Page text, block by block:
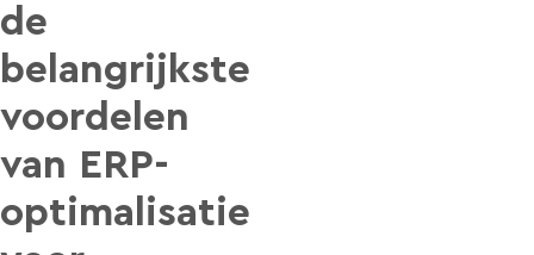
de
belangrijkste
voordelen
van ERP-
optimalisatie